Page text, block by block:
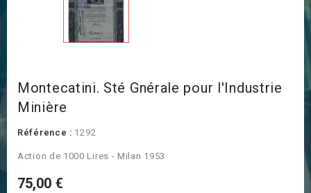
Montecatini. Sté Gnérale pour l'Industrie
Minière
Référence : 1292
Action de 1000 Lires - Milan 1953
75,00 €